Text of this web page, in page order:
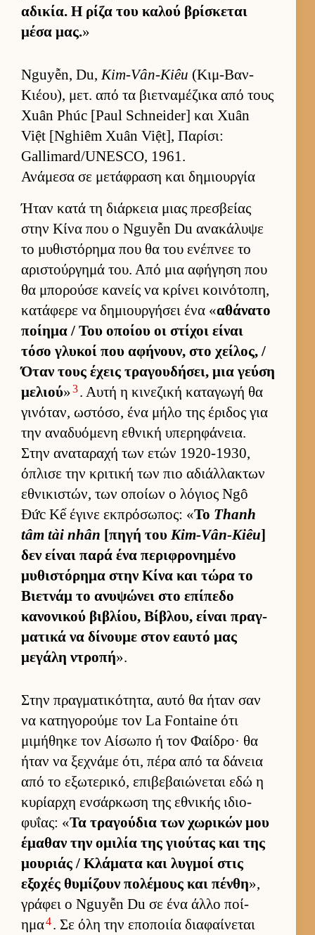
αδικία. Η ρίζα του καλού βρίσκεται
μέσα μας.»
Nguyễn, Du, Kim-Vân-Kiêu (Κιμ-Βαν-
Κιέου), μετ. από τα βιετ­ναμέζικα από τους
Xuân Phúc [Paul Schneider] και Xuân
Việt [Nghiêm Xuân Việt], Παρίσι:
Gallimard/UNESCO, 1961.
Ανάμεσα σε μετάφραση και δημιουργία
Ήταν κατά τη διάρ­κεια μιας πρεσβείας
στην Κίνα που ο Nguyễn Du ανακάλυψε
το μυθιστόρημα που θα του ενέπνεε το
αριστούρ­γημά του. Από μια αφήγηση που
θα μπορούσε κανείς να κρίνει κοι­νότοπη,
κατάφερε να δημιουρ­γήσει ένα «αθάνατο
ποί­ημα / Του οποίου οι στίχοι εί­ναι
τόσο γλυκοί που αφήνουν, στο χεί­λος, /
Όταν τους έχεις τραγου­δήσει, μια γεύση
μελιού»3. Αυτή η κινεζική καταγωγή θα
γινόταν, ωστόσο, ένα μήλο της έριδος για
την αναδυόμενη εθνική υπερηφάνεια.
Στην αναταραχή των ετών 1920-1930,
όπλισε την κριτική των πιο αδιάλ­λακτων
εθνικιστών, των οποίων ο λόγιος Ngô
Đức Kế έγινε εκ­πρόσωπος: «Το Thanh
tâm tài nhân [πηγή του Kim-Vân-Kiêu]
δεν εί­ναι παρά ένα περιφρονημένο
μυθιστόρημα στην Κίνα και τώρα το
Βιετ­νάμ το ανυψώνει στο επίπεδο
κανονικού βιβλίου, Βίβλου, εί­ναι πραγ­
ματικά να δίνουμε στον εαυτό μας
μεγάλη ντροπή».
Στην πραγ­ματικότητα, αυτό θα ήταν σαν
να κατηγορούμε τον La Fontaine ότι
μιμήθηκε τον Αί­σωπο ή τον Φαί­δρο· θα
ήταν να ξεχνάμε ότι, πέρα από τα δάνεια
από το εξωτερικό, επιβεβαιώνεται εδώ η
κυρίαρχη εν­σάρ­κωση της εθνικής ιδιο­
φυΐας: «Τα τραγού­δια των χωρικών μου
έμαθαν την ομιλία της γιού­τας και της
μου­ριάς / Κλάματα και λυγ­μοί στις
εξοχές θυμίζουν πολέμους και πένθη»,
γράφει ο Nguyễn Du σε ένα άλλο ποί­
ημα4. Σε όλη την εποποιία δια­φαί­νεται